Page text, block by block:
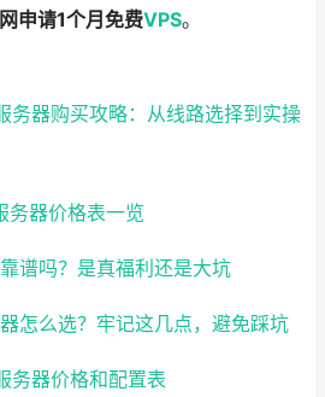
申请1个月免费VPS。
务器购买攻略：从线路选择到实操
务器价格表一览
谱吗？是真福利还是大坑
怎么选？牢记这几点，避免踩坑
务器价格和配置表